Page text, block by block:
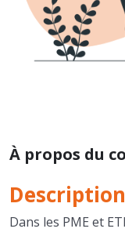
À propos du
Description
Dans les PME et